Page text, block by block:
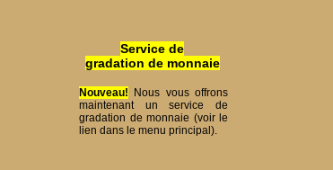
Service de
gradation de monnaie
Nouveau! Nous vous offrons
maintenant un service de
gradation de monnaie (voir le
lien dans le menu principal).